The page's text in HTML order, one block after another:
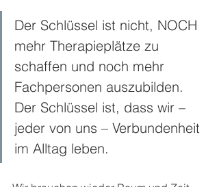
Der Schlüssel ist nicht, NOCH
mehr Therapieplätze zu
schaffen und noch mehr
Fachpersonen auszubilden.
Der Schlüssel ist, dass wir –
jeder von uns – Verbundenheit
im Alltag leben.